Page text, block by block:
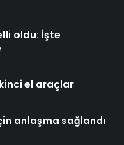
oldu: İşte
el araçlar
anlaşma sağlandı